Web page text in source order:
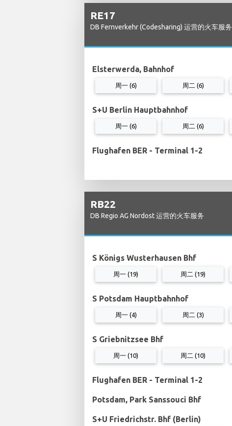
RE17
DB Fernverkehr (Codesharing) 运营的火车服务
Elsterwerda, Bahnhof
周一 (6) 周二 (6)
S+U Berlin Hauptbahnhof
周一 (6) 周二 (6)
Flughafen BER - Terminal 1-2
RB22
DB Regio AG Nordost 运营的火车服务
S Königs Wusterhausen Bhf
周一 (19) 周二 (19)
S Potsdam Hauptbahnhof
周一 (4) 周二 (3)
S Griebnitzsee Bhf
周一 (10) 周二 (10)
Flughafen BER - Terminal 1-2
Potsdam, Park Sanssouci Bhf
S+U Friedrichstr. Bhf (Berlin)